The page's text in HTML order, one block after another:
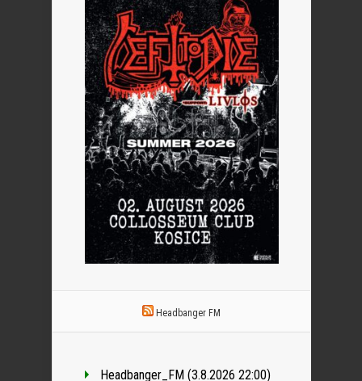
Headbanger FM
Headbanger_FM (3.8.2026 22:00)